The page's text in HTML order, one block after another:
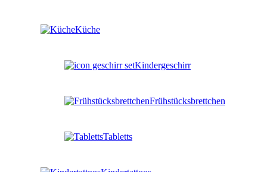
Küche
Kindergeschirr
Frühstücksbrettchen
Tabletts